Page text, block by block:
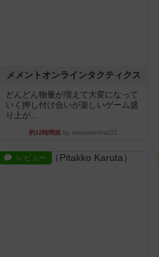
メメントオンラインタクティクス
どんどん物量が増えて大変になって
いく押し付け合いが楽しいゲーム盛
り上が...
約12時間前 by nekomanma222
レビュー